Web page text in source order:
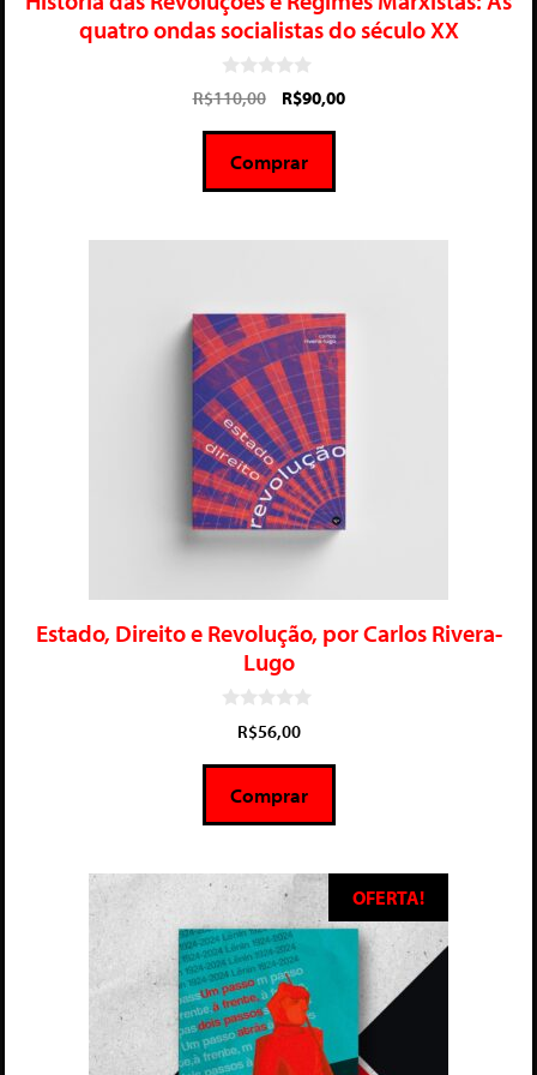
quatro ondas socialistas do século XX
0
d
5
R$110,00 R$90,00
Comprar
Estado, Direito e Revolução, por Carlos Rivera-
Lugo
5
R$56,00
Comprar
OFERTA!